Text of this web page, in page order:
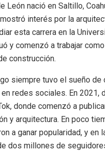
León nació en Saltillo,
interés por la
esta carrera en la
y comenzó a trabajar
construcción.
siempre tuvo el sueño de
redes sociales. En 2021,
donde comenzó a
y arquitectura. En poco
a ganar popularidad, y en
dos millones de